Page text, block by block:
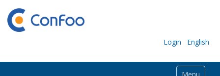
Login English